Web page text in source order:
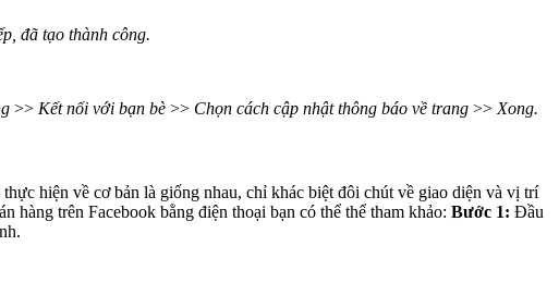
đã tạo thành công.
>> Kết nối với bạn bè >> Chọn cách cập nhật thông báo về trang >> Xong.
hiện về cơ bản là giống nhau, chỉ khác biệt đôi chút về giao diện và vị trí
hàng trên Facebook bằng điện thoại bạn có thể thể tham khảo: Bước 1: Đầu